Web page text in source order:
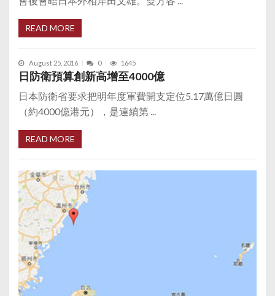
READ MORE
August 25, 2016 0 1645
日防衛預算創新高增至4000億
日本防衛省要求把明年度軍費開支定位5.17萬億日圓
（約4000億港元），是連續第 ...
READ MORE